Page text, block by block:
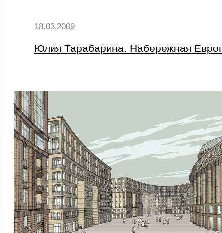
18.03.2009
Юлия Тарабарина. Набережная